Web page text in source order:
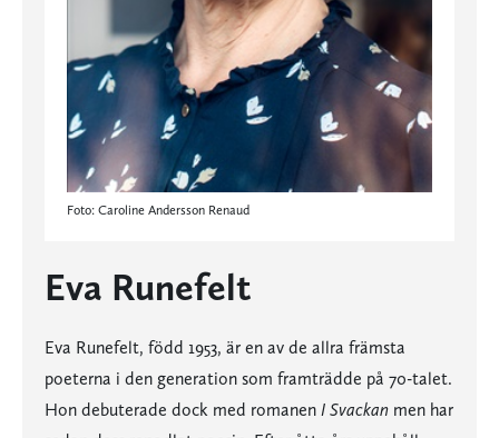
Foto: Caroline Andersson Renaud
Eva Runefelt
Eva Runefelt, född 1953, är en av de allra främsta
poeterna i den generation som framträdde på 70-talet.
Hon debuterade dock med romanen I Svackan men har